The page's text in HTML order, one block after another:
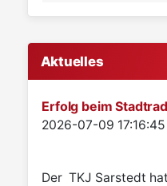
Aktuelles
Erfolg beim
Details
2026-07-09 17:16:45
Der TKJ Sarstedt